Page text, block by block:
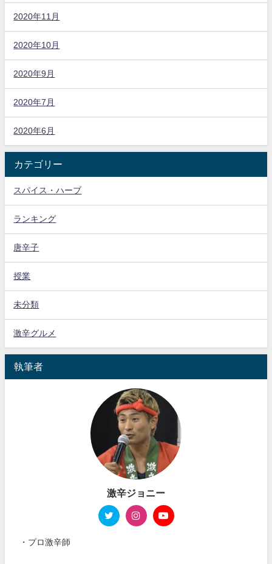
2020年11月
2020年10月
2020年9月
2020年7月
2020年6月
カテゴリー
スパイス・ハーブ
ランキング
唐辛子
授業
未分類
激辛グルメ
執筆者
激辛ジョニー
・プロ激辛師